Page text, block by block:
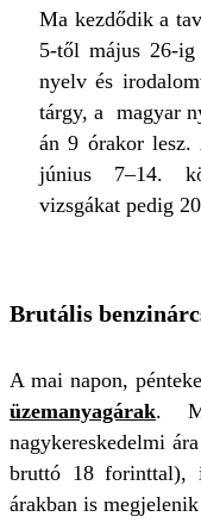
Ma kezdődik a
5-től május 26-
nyelv és
tárgy, a magyar
án 9 órakor lesz.
június 7–14.
vizsgákat pedig
Brutális
A mai napon,
üzemanyagárak.
nagykereskedelmi
bruttó 18 forinttal),
árakban is